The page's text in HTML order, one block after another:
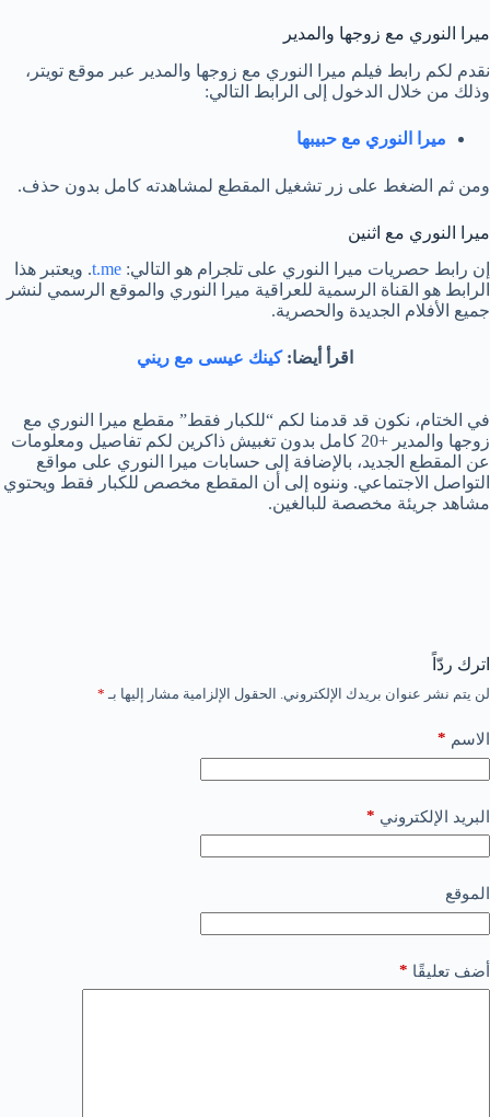
ميرا النوري مع زوجها والمدير
نقدم لكم رابط فيلم ميرا النوري مع زوجها والمدير عبر موقع تويتر،
وذلك من خلال الدخول إلى الرابط التالي:
ميرا النوري مع حبيبها
ومن ثم الضغط على زر تشغيل المقطع لمشاهدته كامل بدون حذف.
ميرا النوري مع اثنين
إن رابط حصريات ميرا النوري على تلجرام هو التالي: t.me. ويعتبر هذا
الرابط هو القناة الرسمية للعراقية ميرا النوري والموقع الرسمي لنشر
جميع الأفلام الجديدة والحصرية.
اقرأ أيضا:كينك عيسى مع ريني
في الختام، نكون قد قدمنا لكم “للكبار فقط” مقطع ميرا النوري مع
زوجها والمدير +20 كامل بدون تغبيش ذاكرين لكم تفاصيل ومعلومات
عن المقطع الجديد، بالإضافة إلى حسابات ميرا النوري على مواقع
التواصل الاجتماعي. وننوه إلى أن المقطع مخصص للكبار فقط ويحتوي
مشاهد جريئة مخصصة للبالغين.
اترك ردّاً
لن يتم نشر عنوان بريدك الإلكتروني. الحقول الإلزامية مشار إليها بـ *
الاسم *
البريد الإلكتروني *
الموقع
أضف تعليقًا *